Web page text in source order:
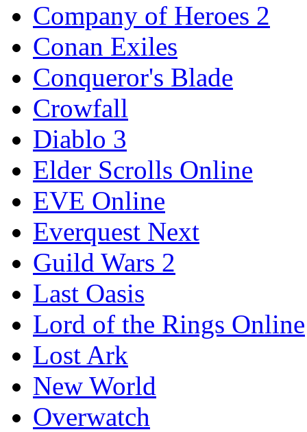
Company of Heroes 2
Conan Exiles
Conqueror's Blade
Crowfall
Diablo 3
Elder Scrolls Online
EVE Online
Everquest Next
Guild Wars 2
Last Oasis
Lord of the Rings Online
Lost Ark
New World
Overwatch